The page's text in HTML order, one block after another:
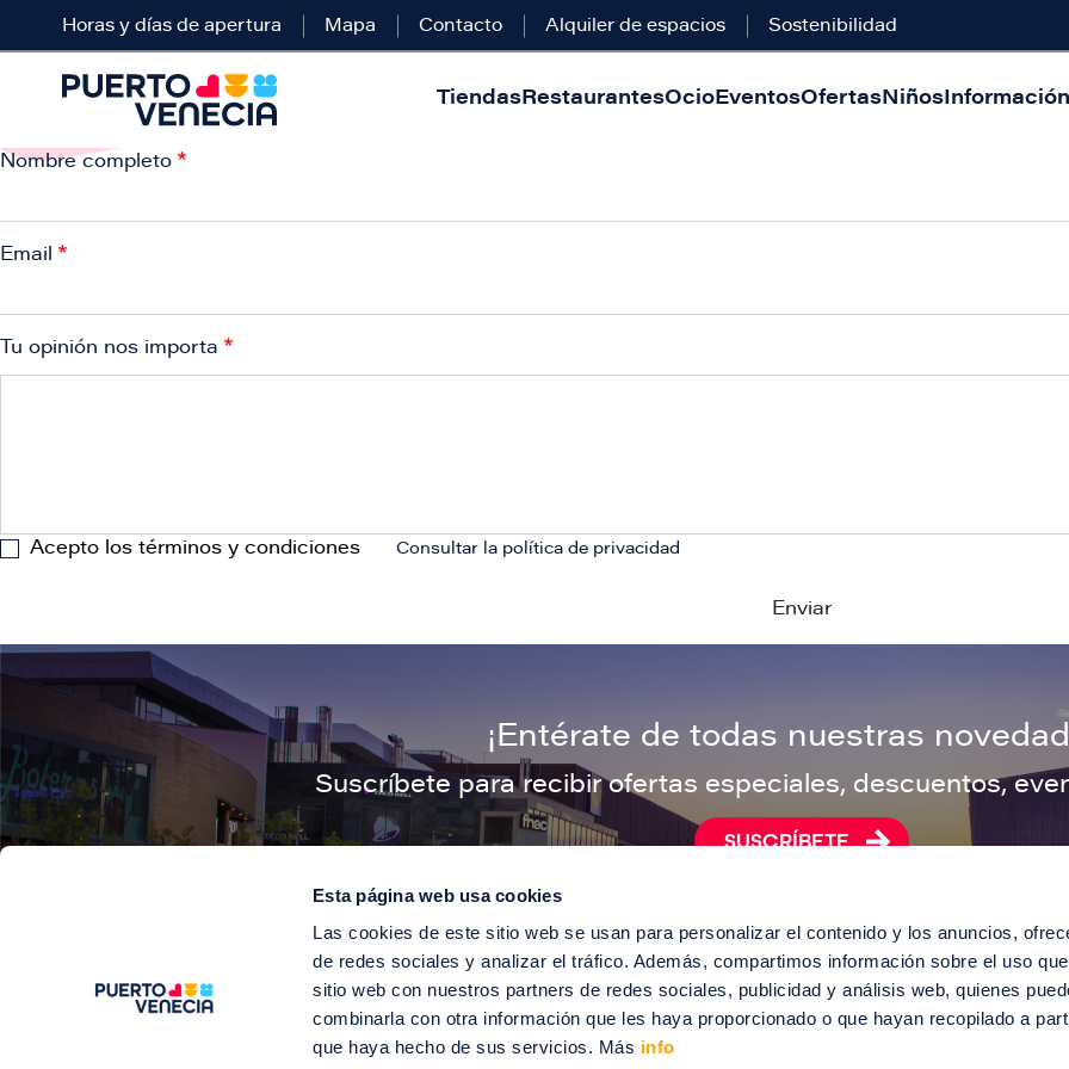
Esta página web usa cookies
Las cookies de este sitio web se usan para personalizar el contenido y los anuncios,
de redes sociales y analizar el tráfico. Además, compartimos información sobre el uso
sitio web con nuestros partners de redes sociales, publicidad y análisis web, quienes
combinarla con otra información que les haya proporcionado o que hayan recopilado a
que haya hecho de sus servicios. Más info
Horas y días de apertura Mapa Contacto Alquiler de espacios Sostenibilidad
TiendasRestaurantesOcioEventosOfertasNiños
Nombre completo
Email
Tu opinión nos importa
Acepto los términos y condiciones Consultar la política de privacidad
¡Entérate de todas nuestras
Suscríbete para recibir ofertas especiales, descuentos,
SUSCRÍBETE
©2012-2024 Puerto Venecia. Todos los derechos reservados.
Soy Puerto Venecia Información legal Intranet Contacto Trabaja con nosotros